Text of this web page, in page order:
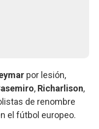
por lesión,
, Richarlison,
de renombre
el fútbol europeo.